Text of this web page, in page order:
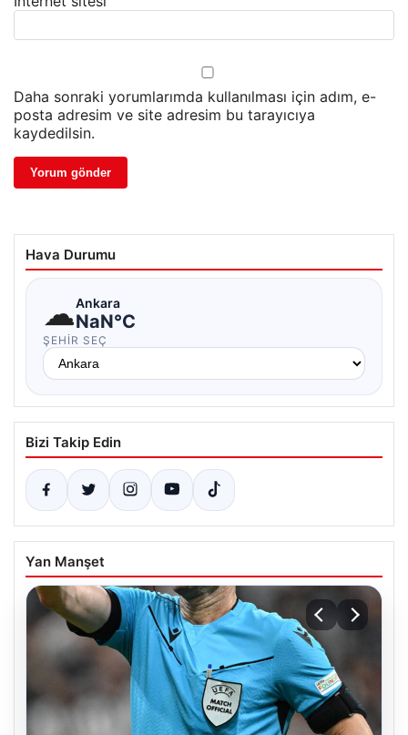
Daha sonraki yorumlarımda kullanılması için adım, e-
posta adresim ve site adresim bu tarayıcıya
kaydedilsin.
Hava Durumu
☁Ankara
NaN°C
ŞEHIR SEÇ
Bizi Takip Edin
Yan Manşet